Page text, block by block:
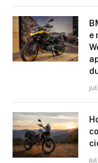
e